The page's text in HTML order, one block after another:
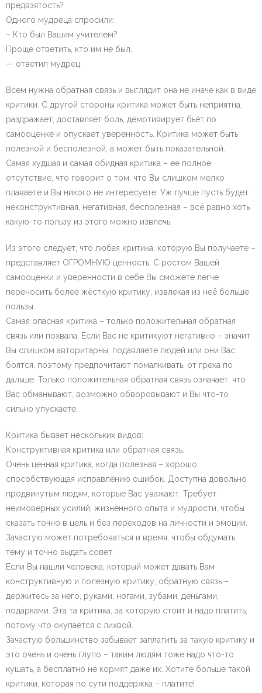
предвзятость?
Одного мудреца спросили:
– Кто был Вашим учителем?
Проще ответить, кто им не был,
— ответил мудрец.
Всем нужна обратная связь и выглядит она не иначе как в виде
критики. С другой стороны критика может быть неприятна,
раздражает, доставляет боль, демотивирует бьёт по
самооценке и опускает уверенность. Критика может быть
полезной и бесполезной, а может быть показательной.
Самая худшая и самая обидная критика – её полное
отсутствие, что говорит о том, что Вы слишком мелко
плаваете и Вы никого не интересуете. Уж лучше пусть будет
неконструктивная, негативная, бесполезная – всё равно хоть
какую-то пользу из этого можно извлечь.
Из этого следует, что любая критика, которую Вы получаете –
представляет ОГРОМНУЮ ценность. С ростом Вашей
самооценки и уверенности в себе Вы сможете легче
переносить более жёсткую критику, извлекая из неё больше
пользы.
Самая опасная критика – только положительная обратная
связь или похвала. Если Вас не критикуют негативно – значит
Вы слишком авторитарны, подавляете людей или они Вас
боятся, поэтому предпочитают помалкивать, от греха по
дальше. Только положительная обратная связь означает, что
Вас обманывают, возможно обворовывают и Вы что-то
сильно упускаете.
Критика бывает нескольких видов:
Конструктивная критика или обратная связь.
Очень ценная критика, когда полезная – хорошо
способствующая исправлению ошибок. Доступна довольно
продвинутым людям, которые Вас уважают. Требует
неимоверных усилий, жизненного опыта и мудрости, чтобы
сказать точно в цель и без переходов на личности и эмоции.
Зачастую может потребоваться и время, чтобы обдумать
тему и точно выдать совет.
Если Вы нашли человека, который может давать Вам
конструктивную и полезную критику, обратную связь –
держитесь за него, руками, ногами, зубами, деньгами,
подарками. Эта та критика, за которую стоит и надо платить,
потому что окупается с лихвой.
Зачастую большинство забывает заплатить за такую критику и
это очень и очень глупо – таким людям тоже надо что-то
кушать, а бесплатно не кормят даже их. Хотите больше такой
критики, которая по сути поддержка – платите!